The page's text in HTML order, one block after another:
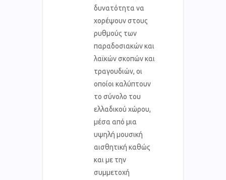
δυνατότητα να
χορέψουν στους
ρυθμούς των
παραδοσιακών και
λαϊκών σκοπών και
τραγουδιών, οι
οποίοι καλύπτουν
το σύνολο του
ελλαδικού χώρου,
μέσα από μια
υψηλή μουσική
αισθητική καθώς
και με την
συμμετοχή